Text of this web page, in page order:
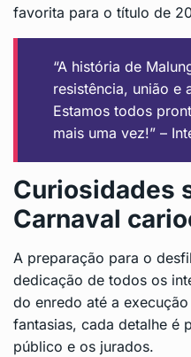
favorita para o título de
“A história de
resistência, união e
Estamos todos
mais uma vez!” –
Curiosidades
Carnaval
A preparação para o
dedicação de todos os
do enredo até a
fantasias, cada detalhe é
público e os jurados.